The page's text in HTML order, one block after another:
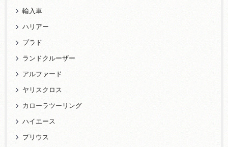
輸入車
ハリアー
プラド
ランドクルーザー
アルファード
ヤリスクロス
カローラツーリング
ハイエース
プリウス